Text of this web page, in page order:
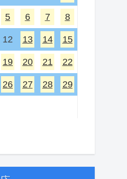
5 6 7 8
12 13 14 15
19 20 21 22
26 27 28 29